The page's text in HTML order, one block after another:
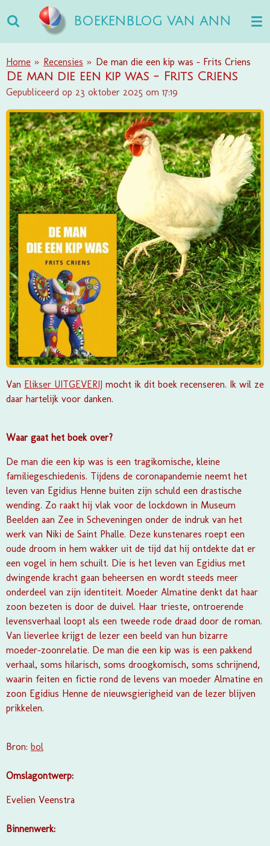
direct
naar
de
hoofdinhoud
BOEKENBLOG VAN ANN
Home » Recensies » De man die een kip was - Frits Criens
De man die een kip was - Frits Criens
Gepubliceerd op 23 oktober 2025 om 17:19
Van Elikser UITGEVERIJ mocht ik dit boek recenseren. Ik wil ze
daar hartelijk voor danken.
Waar gaat het boek over?
De man die een kip was is een tragikomische, kleine
familiegeschiedenis. Tijdens de coronapandemie neemt het
leven van Egidius Henne buiten zijn schuld een drastische
wending. Zo raakt hij vlak voor de lockdown in Museum
Beelden aan Zee in Scheveningen onder de indruk van het
werk van Niki de Saint Phalle. Deze kunstenares roept een
oude droom in hem wakker uit de tijd dat hij ontdekte dat er
een vogel in hem schuilt. Die is het leven van Egidius met
dwingende kracht gaan beheersen en wordt steeds meer
onderdeel van zijn identiteit. Moeder Almatine denkt dat haar
zoon bezeten is door de duivel. Haar trieste, ontroerende
levensverhaal loopt als een tweede rode draad door de roman.
Van lieverlee krijgt de lezer een beeld van hun bizarre
moeder-zoonrelatie. De man die een kip was is een pakkend
verhaal, soms hilarisch, soms droogkomisch, soms schrijnend,
waarin feiten en fictie rond de levens van moeder Almatine en
zoon Egidius Henne de nieuwsgierigheid van de lezer blijven
prikkelen.
Bron: bol
Omslagontwerp:
Evelien Veenstra
Binnenwerk: